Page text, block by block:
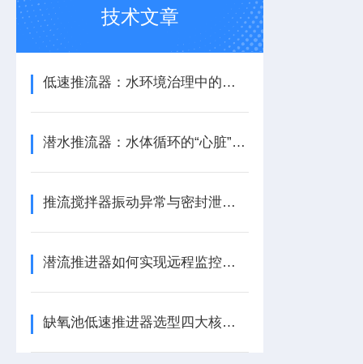
技术文章
低速推流器：水环境治理中的水流循环助力设备
潜水推流器：水体循环的“心脏”与生化反应的推动者
推流搅拌器振动异常与密封泄漏的快速诊断与应急处理
潜流推进器如何实现远程监控与预测性维护？
缺氧池低速推进器选型四大核心参数指南